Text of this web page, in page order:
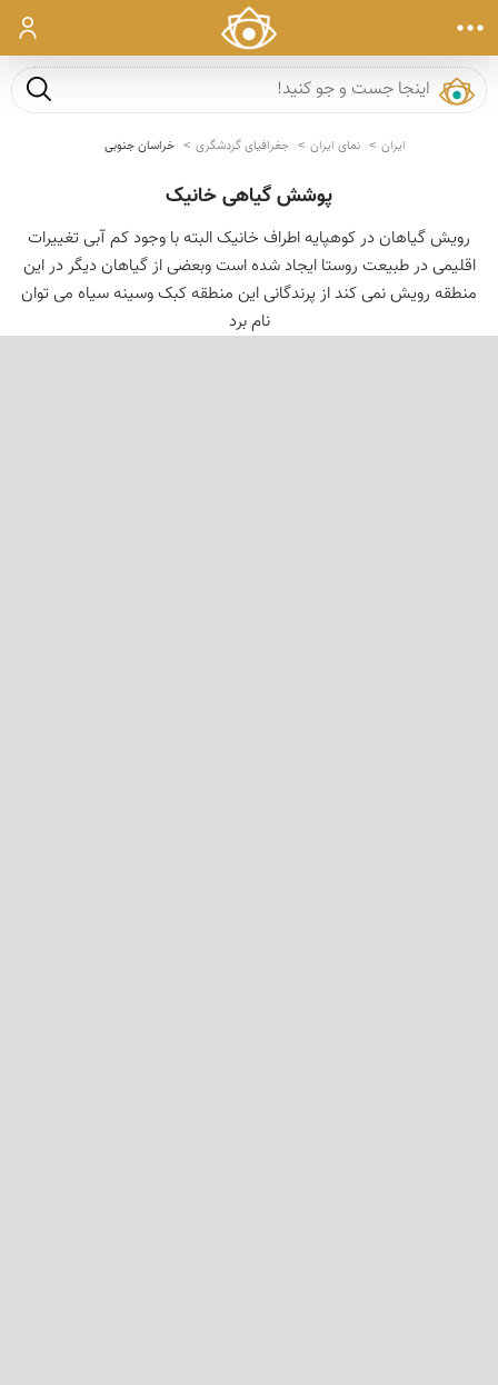
ورود
جست و
ایران نمای ایران جغرافیای گردشگری خراسان جنوبی
پوشش گیاهی خانیک
رویش گیاهان در کوهپایه اطراف خانیک البته با وجود کم آبی تغییرات
اقلیمی در طبیعت روستا ایجاد شده است وبعضی از گیاهان دیگر در این
منطقه رویش نمی کند از پرندگانی این منطقه کبک وسینه سیاه می توان
نام برد